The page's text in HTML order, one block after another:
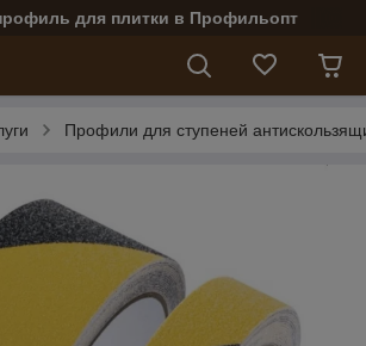
для плитки в Профильопт
Профили для ступеней